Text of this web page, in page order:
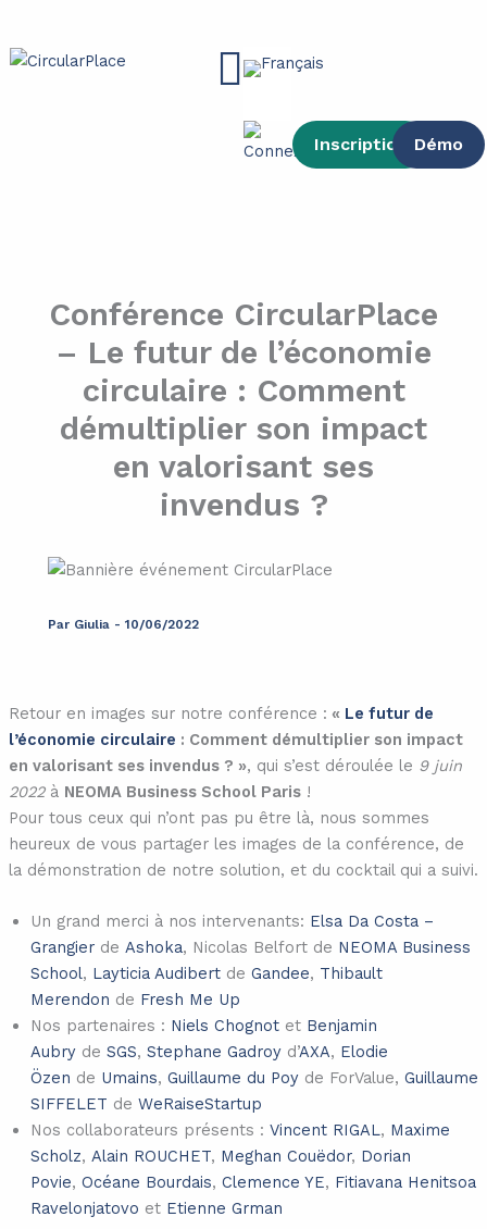
contenu
Main
Inscription Démo
Conférence CircularPlace
– Le futur de l’économie
circulaire : Comment
démultiplier son impact
en valorisant ses
invendus ?
Par Giulia - 10/06/2022
Retour en images sur notre conférence : « Le futur de
l’économie circulaire : Comment démultiplier son impact
en valorisant ses invendus ? », qui s’est déroulée le 9 juin
2022à NEOMA Business School Paris!
Pour tous ceux qui n’ont pas pu être là, nous sommes
heureux de vous partager les images de la conférence, de
la démonstration de notre solution, et du cocktail qui a suivi.
Un grand merci à nos intervenants: Elsa Da Costa –
Grangierde Ashoka, Nicolas Belfort de NEOMA Business
School, Layticia Audibertde Gandee, Thibault
Merendon de Fresh Me Up
Nos partenaires : Niels Chognotet Benjamin
Aubryde SGS, Stephane Gadroyd’AXA, Elodie
Özen de Umains, Guillaume du Poyde ForValue, Guillaume
SIFFELET de WeRaiseStartup
Nos collaborateurs présents : Vincent RIGAL, Maxime
Scholz, Alain ROUCHET, Meghan Couëdor, Dorian
Povie, Océane Bourdais, Clemence YE, Fitiavana Henitsoa
Ravelonjatovo et Etienne Grman